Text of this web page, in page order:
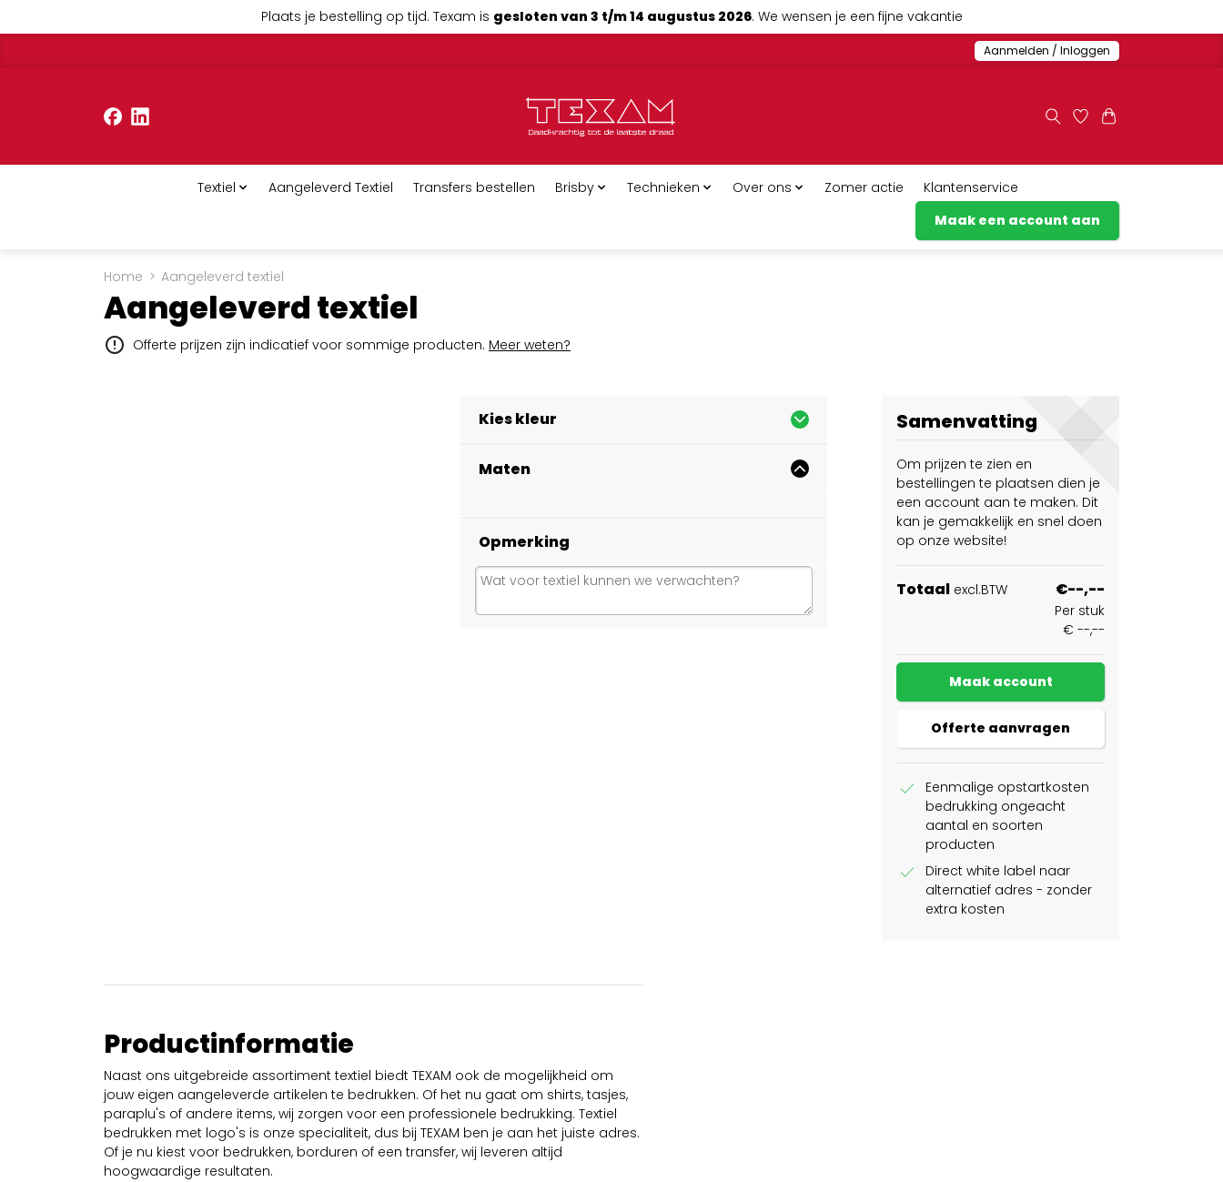
Plaats je bestelling op tijd. Texam is gesloten van 3 t/m 14 augustus 2026. We wensen je een fijne vakantie
Aanmelden / Inloggen
Textiel Aangeleverd Textiel Transfers bestellen Brisby Technieken Over ons Zomer actie
Klantenservice
Maak een account aan
Home > Aangeleverd textiel
Aangeleverd textiel
Offerte prijzen zijn indicatief voor sommige producten. Meer weten?
Kies kleur
Maten
Opmerking
Samenvatting
Om prijzen te zien en
bestellingen te plaatsen dien je
een account aan te maken. Dit
kan je gemakkelijk en snel doen
op onze website!
Totaal excl.BTW €--,--
Per stuk
€ --,--
Maak account
Offerte aanvragen
check
Eenmalige opstartkosten
bedrukking ongeacht
aantal en soorten
producten
check
Direct white label naar
alternatief adres - zonder
extra kosten
Productinformatie
Naast ons uitgebreide assortiment textiel biedt TEXAM ook de mogelijkheid om
jouw eigen aangeleverde artikelen te bedrukken. Of het nu gaat om shirts, tasjes,
paraplu's of andere items, wij zorgen voor een professionele bedrukking. Textiel
bedrukken met logo's is onze specialiteit, dus bij TEXAM ben je aan het juiste adres.
Of je nu kiest voor bedrukken, borduren of een transfer, wij leveren altijd
hoogwaardige resultaten.